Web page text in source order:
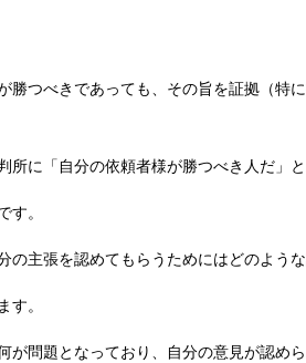
つべきであっても、その旨を証拠（特
に「自分の依頼者様が勝つべき人だ」
す。
主張を認めてもらうためにはどのよう
す。
問題となっており、自分の意見が認め